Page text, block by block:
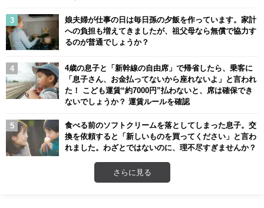
娘夫婦が仕事の日は毎日孫の夕飯を作っています。家計
への負担も増えてきましたが、祖父母なら無償で協力す
るのが普通でしょうか？
4歳の息子と「新幹線の自由席」で帰省したら、乗客に
「息子さん、お金払ってないから座れないよ」と言われ
た！ こども運賃“約7000円”払わないと、席は確保でき
ないでしょうか？ 運賃ルールを確認
食べる前のソフトクリームを落としてしまった息子。交
換を依頼すると「新しいものを買ってください」と言わ
れました。わざとではないのに、理不尽すぎませんか？
さらに見る